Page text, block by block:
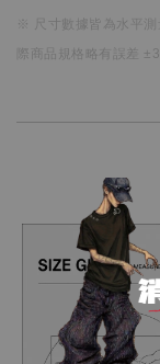
※ 尺寸數據皆為水平測
際商品規格略有誤差